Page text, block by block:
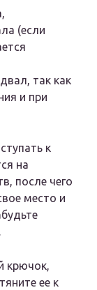
(если
так как
и при
к
на
после чего
место и
крючок,
ее к